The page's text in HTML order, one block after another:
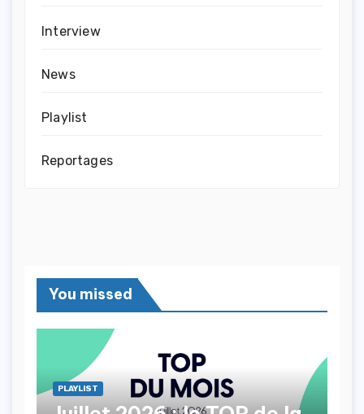
Interview
News
Playlist
Reportages
You missed
PLAYLIST